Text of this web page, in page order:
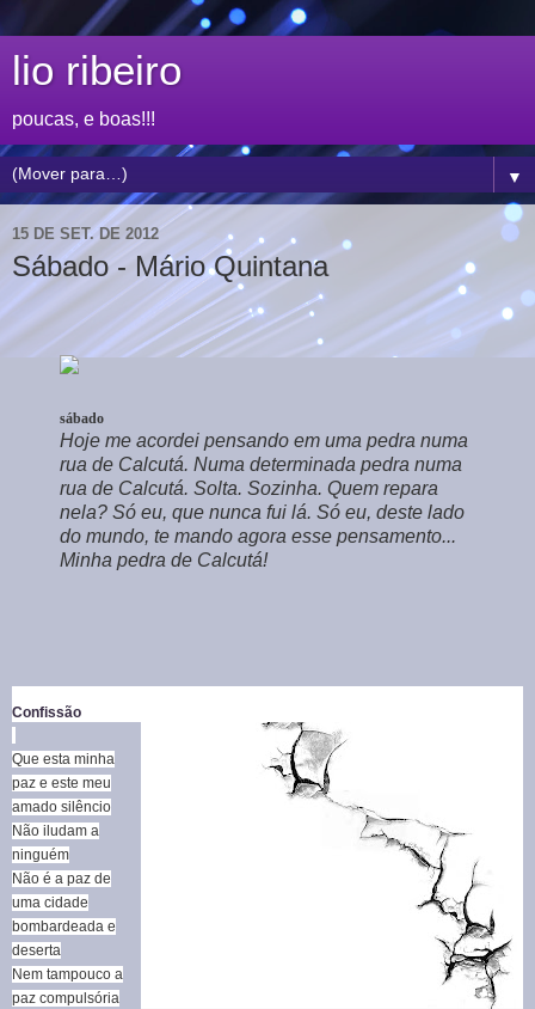
lio ribeiro
poucas, e boas!!!
▼
15 DE SET. DE 2012
Sábado - Mário Quintana
sábado
Hoje me acordei pensando em uma pedra numa
rua de Calcutá. Numa determinada pedra numa
rua de Calcutá. Solta. Sozinha. Quem repara
nela? Só eu, que nunca fui lá. Só eu, deste lado
do mundo, te mando agora esse pensamento...
Minha pedra de Calcutá!
Confissão
Que esta minha
paz e este meu
amado silêncio
Não iludam a
ninguém
Não é a paz de
uma cidade
bombardeada e
deserta
Nem tampouco a
paz compulsória